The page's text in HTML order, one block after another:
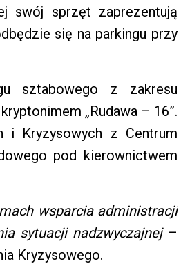
swój sprzęt zaprezentują
się na parkingu przy
sztabowego z zakresu
„Rudawa – 16”.
i Kryzysowych z Centrum
pod kierownictwem
wsparcia administracji
sytuacji nadzwyczajnej –
Kryzysowego.